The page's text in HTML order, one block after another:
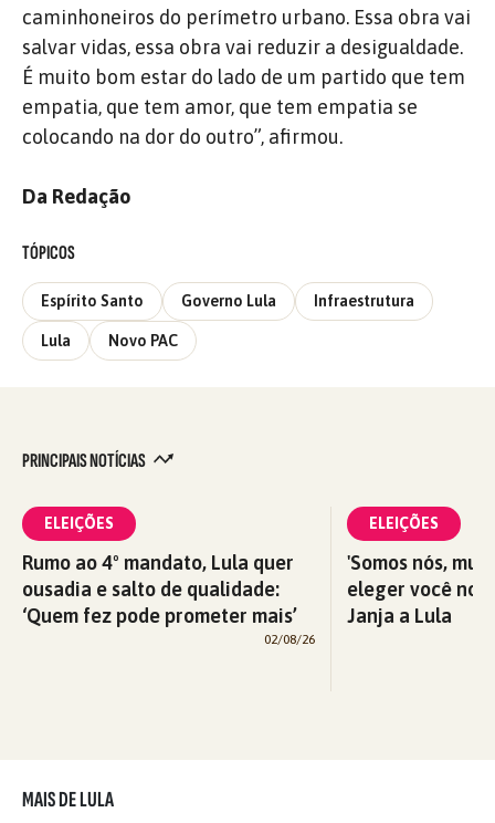
caminhoneiros do perímetro urbano. Essa obra vai
salvar vidas, essa obra vai reduzir a desigualdade.
É muito bom estar do lado de um partido que tem
empatia, que tem amor, que tem empatia se
colocando na dor do outro”, afirmou.
Da Redação
TÓPICOS
Espírito Santo Governo Lula Infraestrutura
Lula Novo PAC
PRINCIPAIS NOTÍCIAS
ELEIÇÕES
Rumo ao 4º mandato, Lula quer
ousadia e salto de qualidade:
‘Quem fez pode prometer mais’
02/08/26
ELEIÇÕES
'Somos nós,
eleger você
Janja a Lula
MAIS DE LULA